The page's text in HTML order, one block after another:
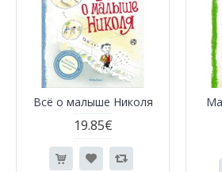
Всё о малыше Николя
19.85€